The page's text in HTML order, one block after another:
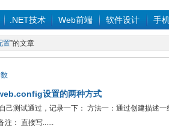
.NET技术 Web前端 软件设计 手
置”的文章
设置的两种方式
己测试通过，记录一下： 方法一：通过创建描述
注： 直接写......